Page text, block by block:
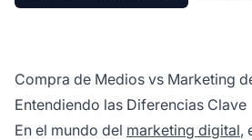
Compra de Medios vs Marketing
Entendiendo las Diferencias Clave
En el mundo del marketing digital,